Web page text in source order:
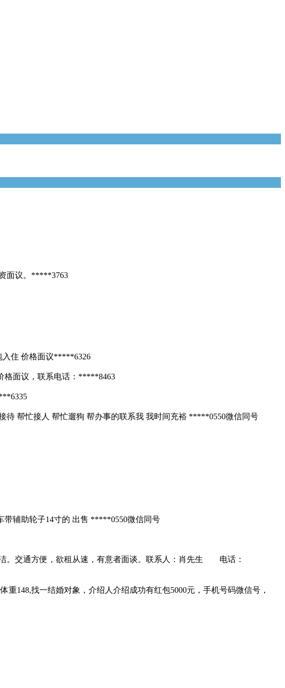
面议。*****3763
入住 价格面议*****6326
格面议，联系电话：*****8463
待 帮忙接人 帮忙遛狗 帮办事的联系我 我时间充裕 *****0550微信同号
带辅助轮子14寸的 出售 *****0550微信同号
洁。交通方便，欲租从速，有意者面谈。联系人：肖先生 电话：
148,找一结婚对象，介绍人介绍成功有红包5000元，手机号码微信号，